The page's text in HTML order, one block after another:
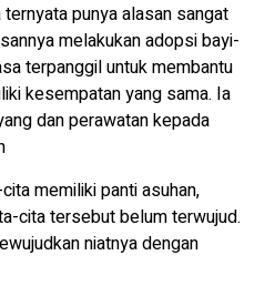
punya alasan sangat
melakukan adopsi bayi-
terpanggil untuk membantu
kesempatan yang sama. Ia
dan perawatan kepada
memiliki panti asuhan,
cita tersebut belum terwujud.
niatnya dengan